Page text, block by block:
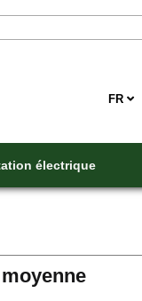
FR
électrique